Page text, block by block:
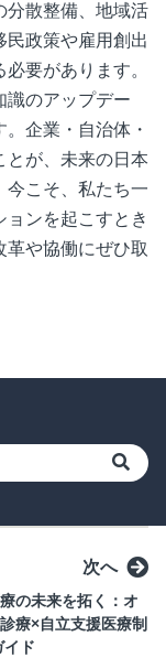
分散整備、地域活
民政策や雇用創出
要があります。
識のアップデー
企業・自治体・
とが、未来の日本
今こそ、私たち一
ンを起こすとき
革や協働にぜひ取
検索
次へ
の未来を拓く：オ
療×自立支援医療制
イド